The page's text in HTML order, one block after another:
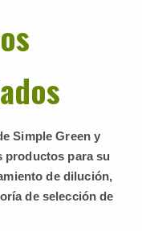
Simple Green y
productos para su
de dilución,
de selección de